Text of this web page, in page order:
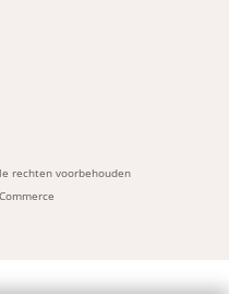
rechten voorbehouden